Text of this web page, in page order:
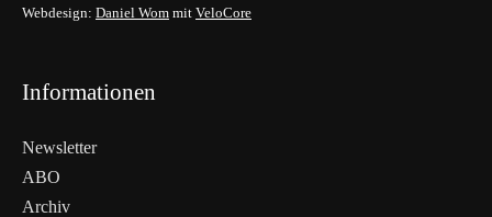
Webdesign: Daniel Wom mit VeloCore
Informationen
Newsletter
ABO
Archiv